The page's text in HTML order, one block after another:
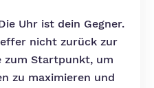
Uhr ist dein Gegner.
nicht zurück zur
zum Startpunkt, um
zu maximieren und